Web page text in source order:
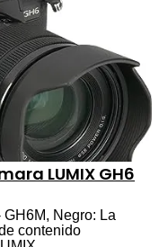
LUMIX GH6
Negro: La
contenido